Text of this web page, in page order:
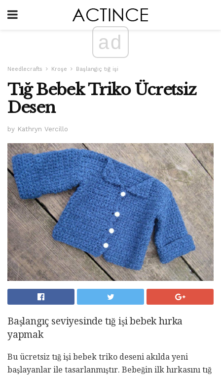
ad
Needlecrafts Kroşe Başlangıç ​​tığ işi
Tığ Bebek Triko Ücretsiz
Desen
by Kathryn Vercillo
Başlangıç ​​seviyesinde tığ işi bebek hırka
yapmak
Bu ücretsiz tığ işi bebek triko deseni akılda yeni
başlayanlar ile tasarlanmıştır. Bebeğin ilk hırkasını tığ